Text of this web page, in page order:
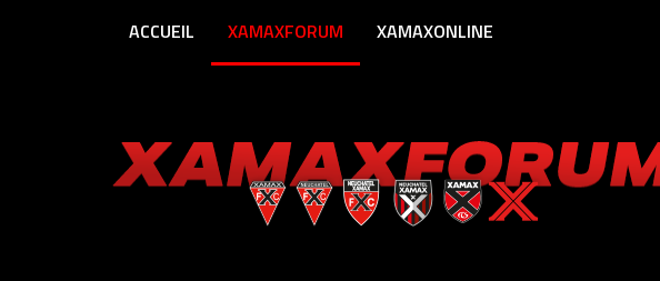
ACCUEIL XAMAXFORUM XAMAXONLINE